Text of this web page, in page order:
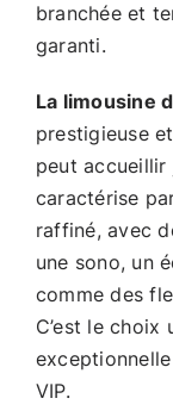
branchée et
garanti.
La limousine
prestigieuse
peut accueillir
caractérise
raffiné, avec
une sono, un
comme des
C’est le
VIP.